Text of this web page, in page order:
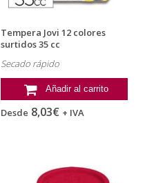
Tempera Jovi 12 colores
surtidos 35 cc
Secado rápido
Añadir al carrito
Desde 8,03€ + IVA